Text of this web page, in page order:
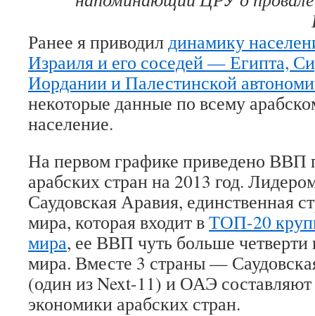
Ранее я приводилдинамику
Израиля и его соседей — Египта,
Иордании и Палестинской
некоторые данные по всему
население.
На первом графике приведено
арабских стран на 2013 год.
Саудовская Аравия, единственная
мира, которая входит вТОП-20
мира, ее ВВП чуть больше четверти
мира. Вместе 3 страны —
(один из Next-11) и ОАЭ
экономики арабских стран.